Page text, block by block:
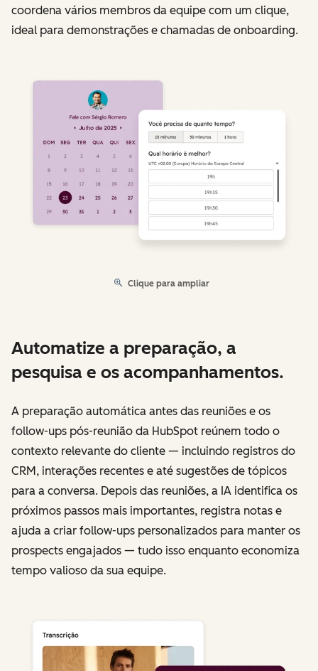
coordena vários membros da equipe com um clique,
ideal para demonstrações e chamadas de onboarding.
Clique para ampliar
Automatize a preparação, a
pesquisa e os acompanhamentos.
A preparação automática antes das reuniões e os
follow-ups pós-reunião da HubSpot reúnem todo o
contexto relevante do cliente — incluindo registros do
CRM, interações recentes e até sugestões de tópicos
para a conversa. Depois das reuniões, a IA identifica os
próximos passos mais importantes, registra notas e
ajuda a criar follow-ups personalizados para manter os
prospects engajados — tudo isso enquanto economiza
tempo valioso da sua equipe.